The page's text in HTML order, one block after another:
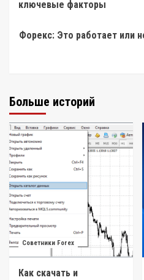
ключевые факторы
Форекс: Это работает или
Больше историй
Советники Forex
Как скачать и